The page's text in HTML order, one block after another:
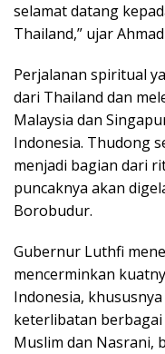
selamat datang
Thailand,” ujar
Perjalanan spiritual
dari Thailand dan
Malaysia dan
Indonesia. Thudong
menjadi bagian dari
puncaknya akan
Borobudur.
Gubernur Luthfi
mencerminkan
Indonesia,
keterlibatan
Muslim dan Nasrani,